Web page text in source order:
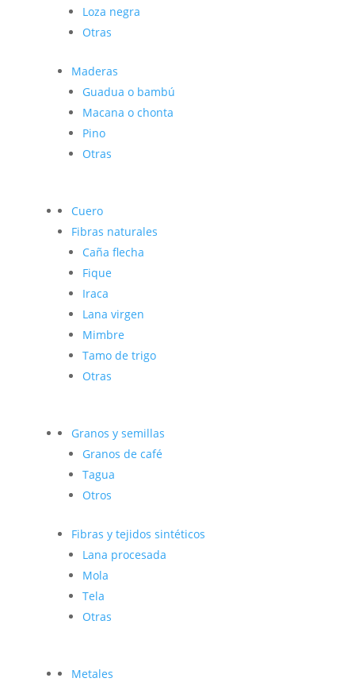
Loza negra
Otras
Maderas
Guadua o bambú
Macana o chonta
Pino
Otras
Cuero
Fibras naturales
Caña flecha
Fique
Iraca
Lana virgen
Mimbre
Tamo de trigo
Otras
Granos y semillas
Granos de café
Tagua
Otros
Fibras y tejidos sintéticos
Lana procesada
Mola
Tela
Otras
Metales